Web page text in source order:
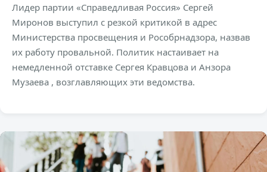
Лидер партии «Справедливая Россия» Сергей
Миронов выступил с резкой критикой в адрес
Министерства просвещения и Рособрнадзора, назвав
их работу провальной. Политик настаивает на
немедленной отставке Сергея Кравцова и Анзора
Музаева , возглавляющих эти ведомства.